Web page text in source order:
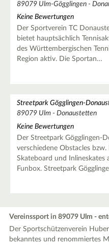
89079 Ulm-Gögglingen -
Keine Bewertungen
Der Sportverein TC
bietet hauptsächlich
des Württembergischen
Region aktiv. Die Sportan…
Streetpark Gögglingen-
89079 Ulm - Donaustetten
Keine Bewertungen
Der Streetpark Gögglingen-
verschiedene Obstacles
Skateboard und Inlineskates
Funbox. Streetpark
Vereinssport in 89079 Ulm -
Der Sportschützenverein
bekanntes und renommiertes